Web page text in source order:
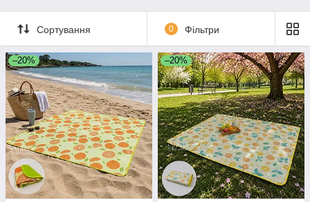
Сортування 0 Фільтри
–20% –20%